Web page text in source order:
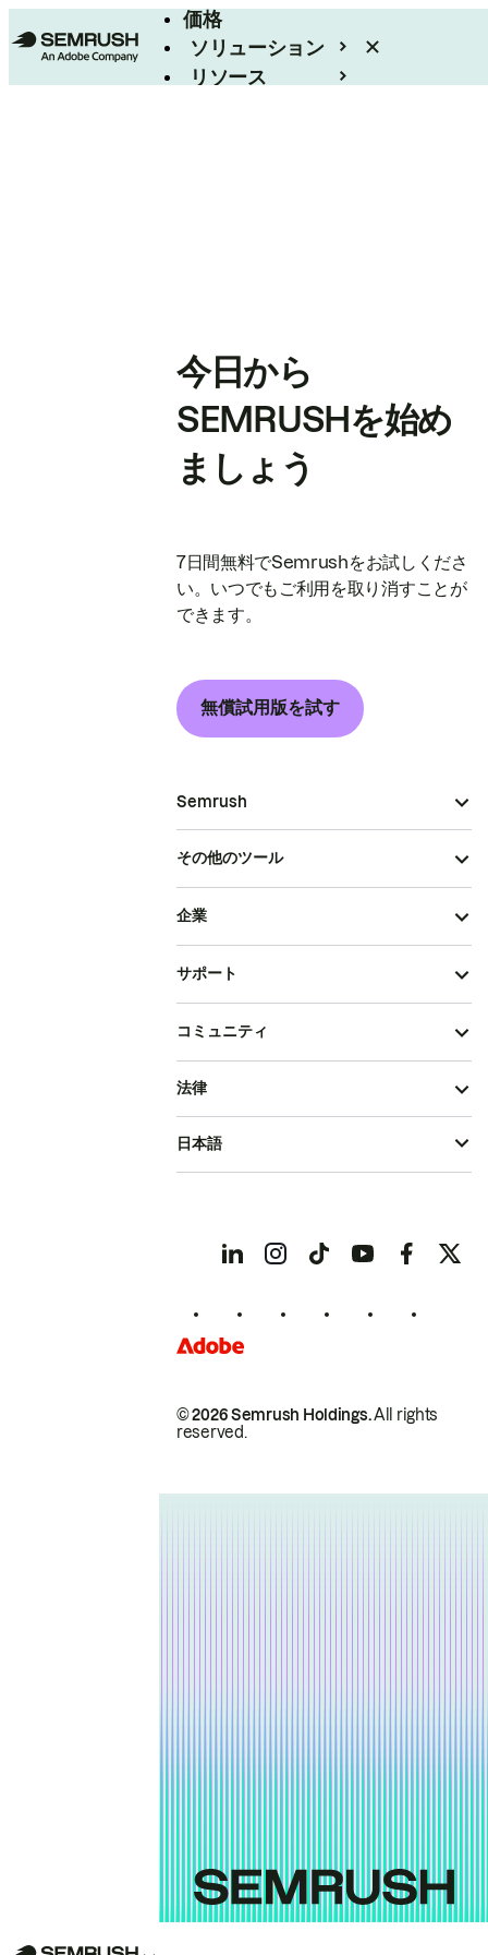
価格
ソリューション
リソース
今日から
SEMRUSHを始め
ましょう
7日間無料でSemrushをお試しくださ
い。いつでもご利用を取り消すことが
できます。
無償試用版を試す
Semrush
その他のツール
企業
サポート
コミュニティ
© 2026 Semrush Holdings.All rights
reserved.
法律
日本語